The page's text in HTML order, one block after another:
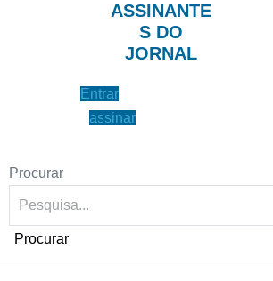
ASSINANTE
S DO
JORNAL
Entrar
assinar
Procurar
Procurar